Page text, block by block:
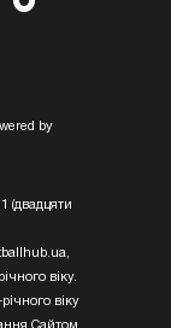
by
(двадцяти
віку.
віку